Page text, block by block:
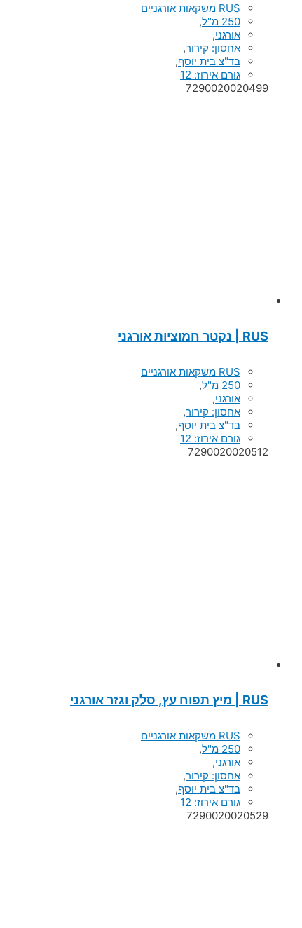
RUS משקאות אורגניים
250 מ"ל
,
אורגני,
אחסון: קירור,
בד"צ בית יוסף,
גורם אירוז: 12
7290020020499
RUS | נקטר חמוציות אורגני
RUS משקאות אורגניים
250 מ"ל
,
אורגני,
אחסון: קירור,
בד"צ בית יוסף,
גורם אירוז: 12
7290020020512
RUS | מיץ תפוח עץ, סלק וגזר אורגני
RUS משקאות אורגניים
250 מ"ל
,
אורגני,
אחסון: קירור,
בד"צ בית יוסף,
גורם אירוז: 12
7290020020529